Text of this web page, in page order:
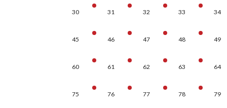
30 31 32 33 34
45 46 47 48 49
60 61 62 63 64
75 76 77 78 79